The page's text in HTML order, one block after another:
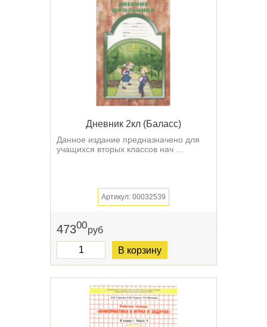
Дневник 2кл (Баласс)
Данное издание предназначено для
учащихся вторых классов нач ...
Артикул: 00032539
47300руб
В корзину